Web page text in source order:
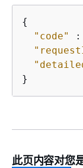
{
"code"
:
}
此页内容对您